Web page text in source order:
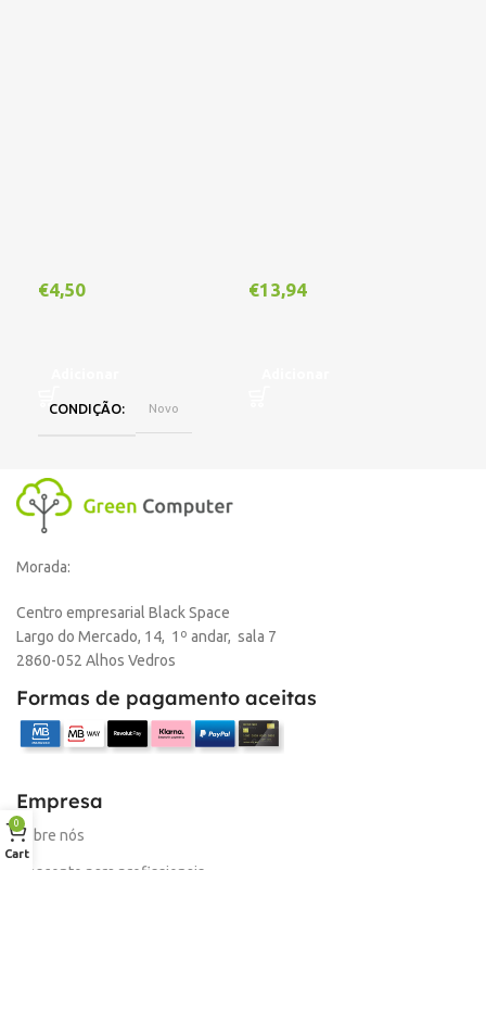
€4,50
CONDIÇÃO Novo
€13,94
Morada:
Centro empresarial Black Space
Largo do Mercado, 14, 1º andar, sala 7
2860-052 Alhos Vedros
Formas de pagamento aceitas
Empresa
Sobre nós
Desconto para profissionais
0
Cart